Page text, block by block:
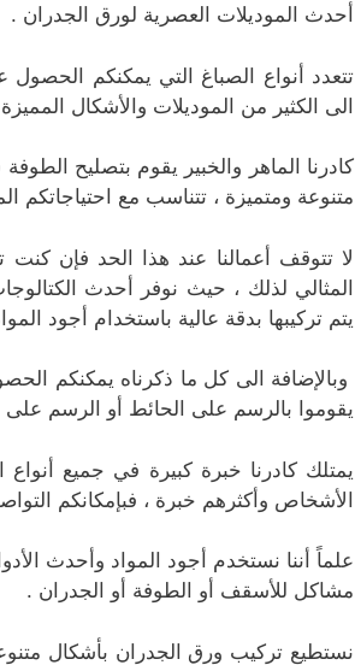
أحدث الموديلات العصرية لورق الجدران .
تتعدد أنواع الصباغ التي يمكنكم
الى الكثير من الموديلات والأشكال
كادرنا الماهر والخبير يقوم بتصليح
متنوعة ومتميزة ، تتناسب مع احتياجاتكم
لا تتوقف أعمالنا عند هذا الحد فإن
المثالي لذلك ، حيث نوفر أحدث
يتم تركيبها بدقة عالية باستخدام أجود
وبالإضافة الى كل ما ذكرناه يمكنكم
يقوموا بالرسم على الحائط أو الرسم على
يمتلك كادرنا خبرة كبيرة في جميع
الأشخاص وأكثرهم خبرة ، فبإمكانكم
علماً أننا نستخدم أجود المواد وأحدث
مشاكل للأسقف أو الطوفة أو الجدران .
نستطيع تركيب ورق الجدران بأشكال